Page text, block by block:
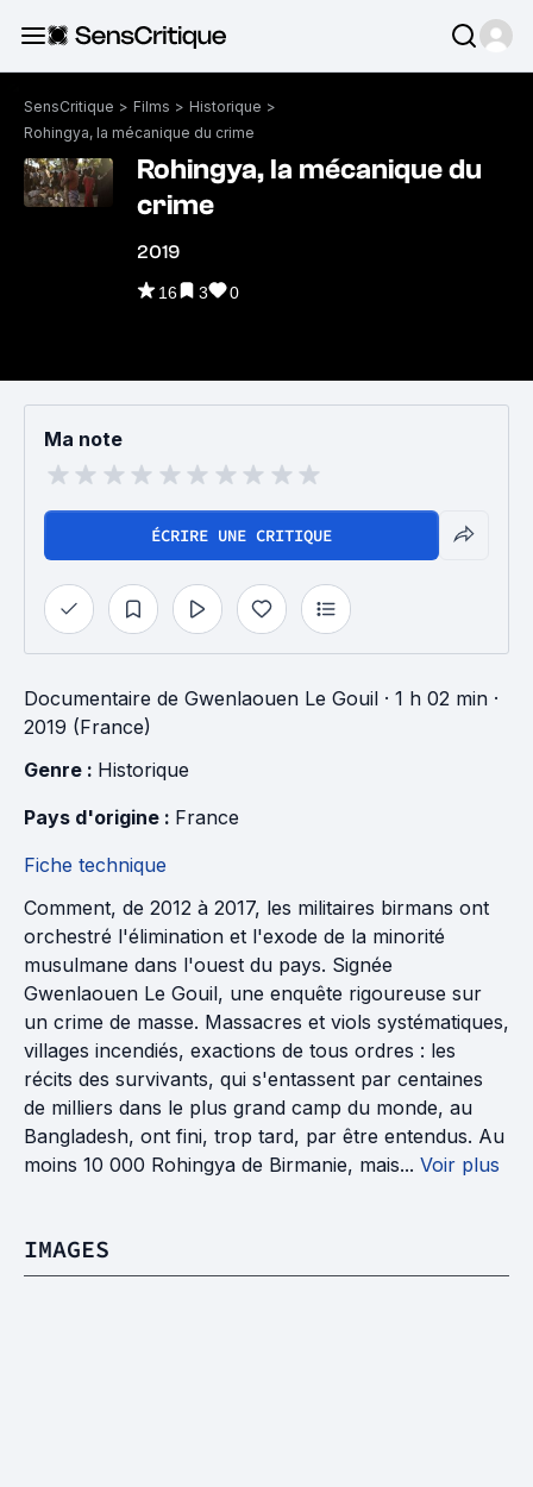
SensCritique > Films > Historique >
Rohingya, la mécanique du crime
Rohingya, la mécanique du
crime
2019
16 3 0
Ma note
ÉCRIRE UNE CRITIQUE
Documentaire de Gwenlaouen Le Gouil · 1 h 02 min ·
2019 (France)
Genre : Historique
Pays d'origine : France
Fiche technique
Comment, de 2012 à 2017, les militaires birmans ont
orchestré l'élimination et l'exode de la minorité
musulmane dans l'ouest du pays. Signée
Gwenlaouen Le Gouil, une enquête rigoureuse sur
un crime de masse. Massacres et viols systématiques,
villages incendiés, exactions de tous ordres : les
récits des survivants, qui s'entassent par centaines
de milliers dans le plus grand camp du monde, au
Bangladesh, ont fini, trop tard, par être entendus. Au
moins 10 000 Rohingya de Birmanie, mais... Voir plus
IMAGES